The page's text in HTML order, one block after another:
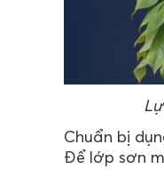
Chuẩn bị
Để lớp sơn